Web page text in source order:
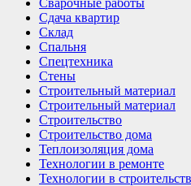
Сдача квартир
Склад
Спальня
Спецтехника
Стены
Строительный материал
Строительный материал
Строительство
Строительство дома
Теплоизоляция дома
Технологии в ремонте
Технологии в